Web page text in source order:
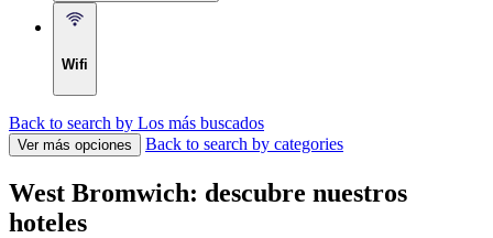
Wifi
Back to search by Los más buscados
Ver más opciones Back to search by categories
West Bromwich: descubre nuestros
hoteles